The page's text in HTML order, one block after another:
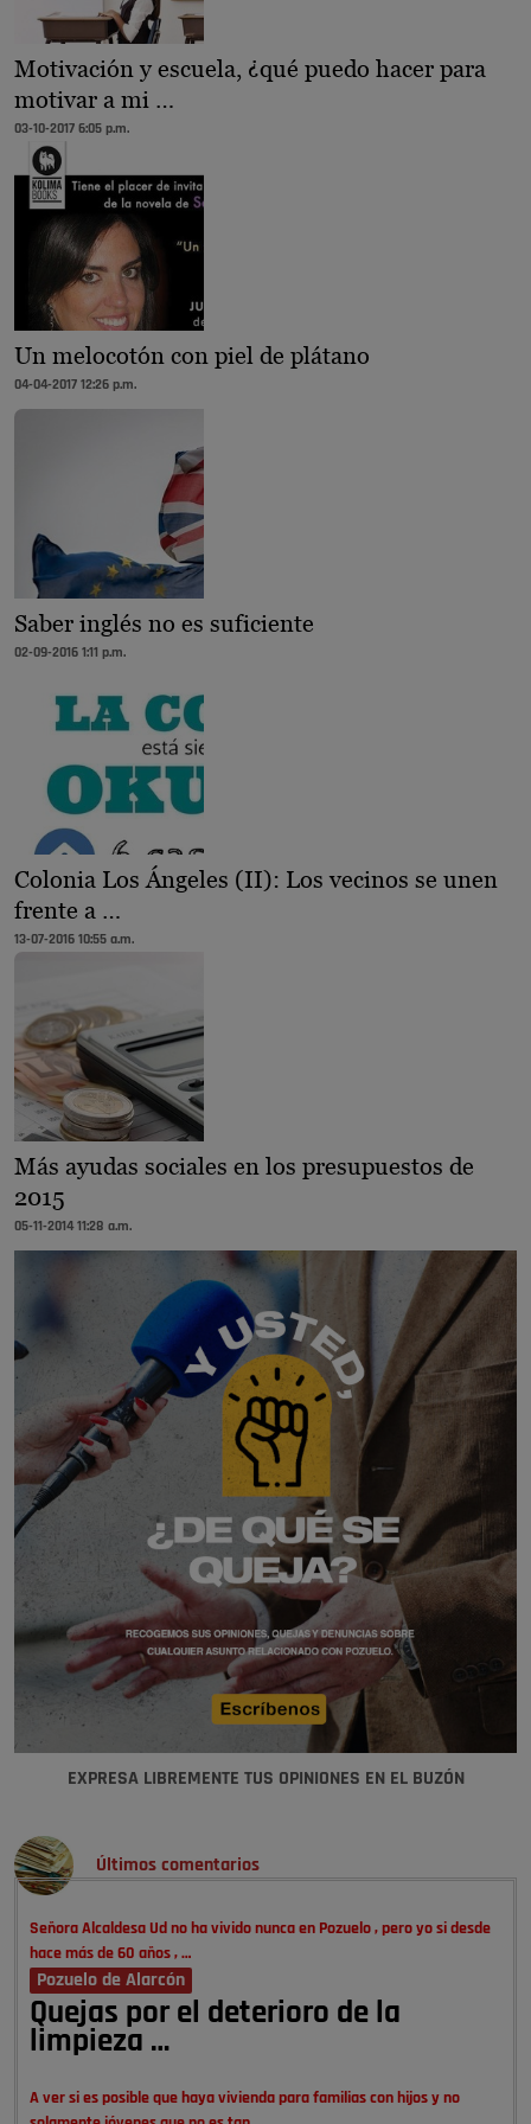
Motivación y escuela, ¿qué puedo hacer para
motivar a mi …
03-10-2017 6:05 p.m.
Un melocotón con piel de plátano
04-04-2017 12:26 p.m.
Saber inglés no es suficiente
02-09-2016 1:11 p.m.
Colonia Los Ángeles (II): Los vecinos se unen
frente a …
13-07-2016 10:55 a.m.
Más ayudas sociales en los presupuestos de
2015
05-11-2014 11:28 a.m.
EXPRESA LIBREMENTE TUS OPINIONES EN EL BUZÓN
Últimos comentarios
Señora Alcaldesa Ud no ha vivido nunca en Pozuelo , pero yo si desde
hace más de 60 años , …
Pozuelo de Alarcón
Quejas por el deterioro de la
limpieza …
A ver si es posible que haya vivienda para familias con hijos y no